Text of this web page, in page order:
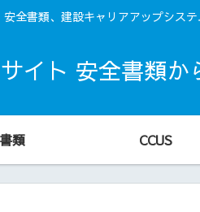
全書類、建設キャリアアップシステ
イト 安全書類か
書類 CCUS